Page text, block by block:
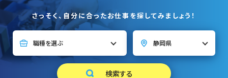
さっそく、自分に合ったお仕事を探してみましょう！